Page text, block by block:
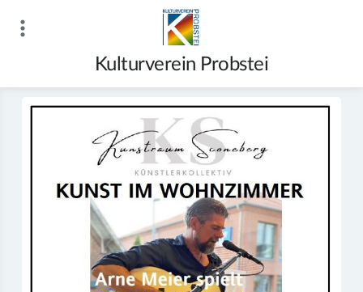
Inhalt
Kulturverein Probstei